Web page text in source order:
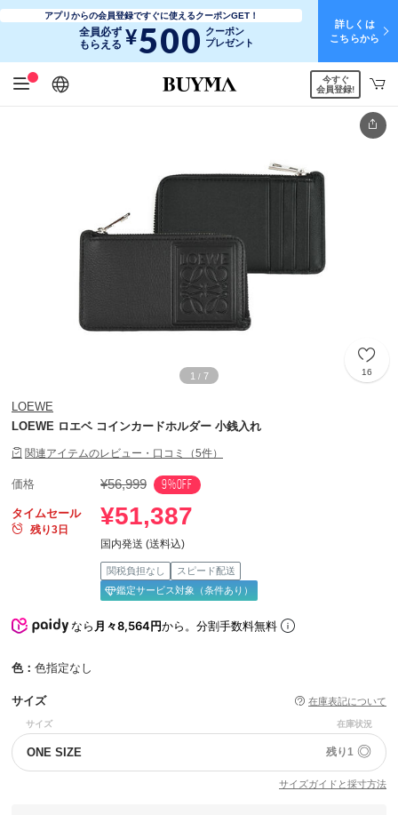
アプリからの会員登録ですぐに使えるクーポンGET！
全員必ず
もらえる ¥500 クーポン
プレゼント
詳しくは
こちらから
日本語
English
简体中文
繁體中文
今すぐ
会員登録!
1 / 7 16
LOEWE
LOEWE ロエベ コインカードホルダー 小銭入れ
関連アイテムのレビュー・口コミ（5件）
価格 ¥56,999 9%OFF
タイムセール
残り3日
¥51,387
国内発送 (送料込)
関税負担なし
スピード配送
鑑定サービス対象（条件あり）
なら 月々8,564円から。分割手数料無料
色： 色指定なし
サイズ 在庫表記について
サイズ 在庫状況
ONE SIZE 残り1 ◎
サイズガイドと採寸方法